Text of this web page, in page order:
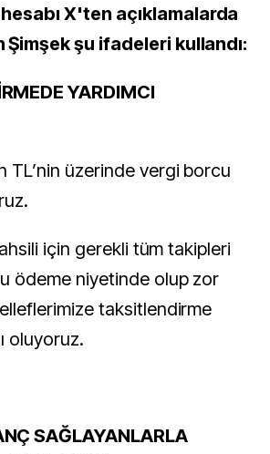
X'ten açıklamalarda
Şimşek şu ifadeleri kullandı:
YARDIMCI
TL’nin üzerinde vergi borcu
için gerekli tüm takipleri
ödeme niyetinde olup zor
taksitlendirme
oluyoruz.
SAĞLAYANLARLA